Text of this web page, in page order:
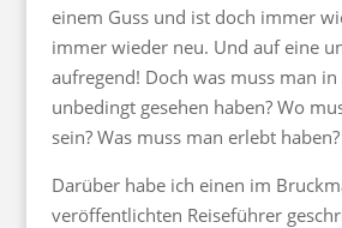
einem Guss und ist doch immer
immer wieder neu. Und auf eine
aufregend! Doch was muss man
unbedingt gesehen haben? Wo
sein? Was muss man erlebt haben?
Darüber habe ich einen im
veröffentlichten Reiseführer